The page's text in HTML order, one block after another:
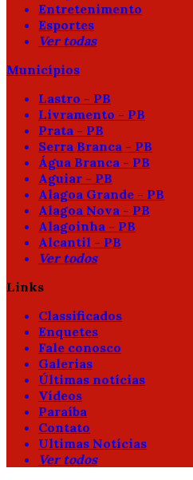
Entretenimento
Esportes
Ver todas
Municípios
Lastro - PB
Livramento - PB
Prata - PB
Serra Branca - PB
Água Branca - PB
Aguiar - PB
Alagoa Grande - PB
Alagoa Nova - PB
Alagoinha - PB
Alcantil - PB
Ver todos
Links
Classificados
Enquetes
Fale conosco
Galerias
Últimas notícias
Vídeos
Paraíba
Contato
Ultimas Notícias
Ver todos